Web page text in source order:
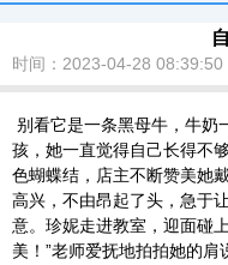
时间：2023-04-28 08:39:50
别看它是一条黑母牛，牛奶
孩，她一直觉得自己长得不
色蝴蝶结，店主不断赞美她
高兴，不由昂起了头，急于
意。珍妮走进教室，迎面碰
美！”老师爱抚地拍拍她的